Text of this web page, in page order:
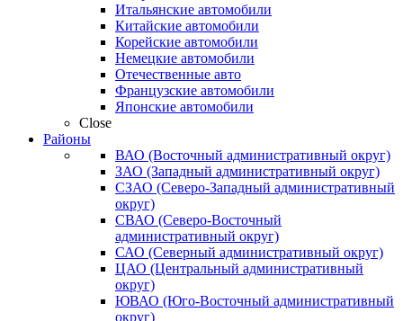
Итальянские автомобили
Китайские автомобили
Корейские автомобили
Немецкие автомобили
Отечественные авто
Французские автомобили
Японские автомобили
Close
Районы
ВАО (Восточный административный округ)
ЗАО (Западный административный округ)
СЗАО (Северо-Западный административный
округ)
СВАО (Северо-Восточный
административный округ)
САО (Северный административный округ)
ЦАО (Центральный административный
округ)
ЮВАО (Юго-Восточный административный
округ)